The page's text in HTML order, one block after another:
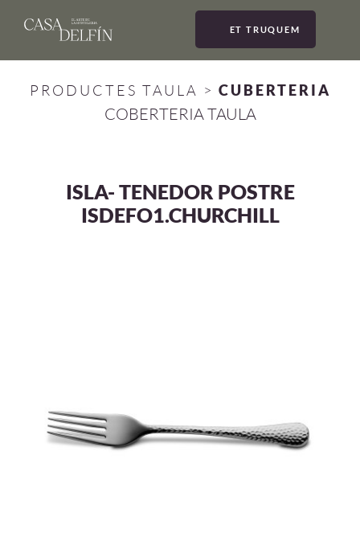
ET TRUQUEM
PRODUCTES TAULA > CUBERTERIA
COBERTERIA TAULA
ISLA- TENEDOR POSTRE
ISDEFO1.CHURCHILL